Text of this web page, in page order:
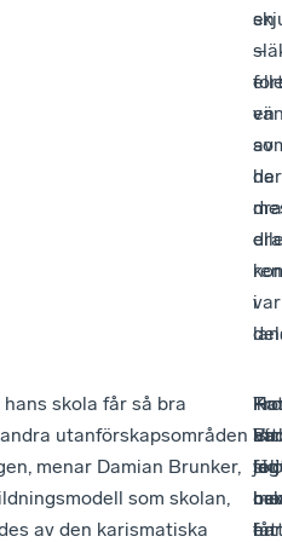
–
en
av
de
i
en
har
skola får så bra
utanförskapsområden
menar Damian Brunker,
som skolan,
av den karismatiska
att
har
en
har
i
–
jag
har